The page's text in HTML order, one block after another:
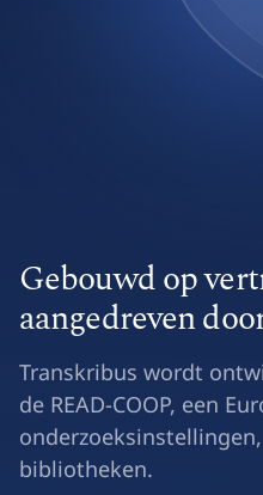
Gebouwd op
aangedreven
Transkribus wordt
de READ-COOP, een
bibliotheken.